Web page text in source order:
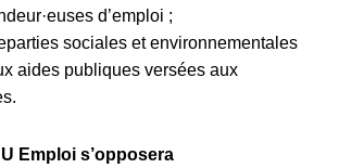
d’emploi ;
sociales et environnementales
aides publiques versées aux
Emploi s’opposera